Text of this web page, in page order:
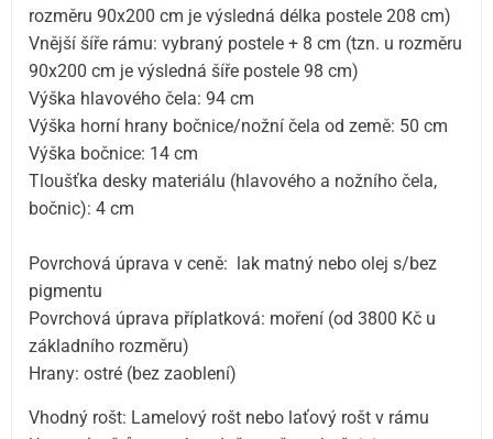
rozměru 90x200 cm je výsledná délka postele 208 cm)
Vnější šíře rámu: vybraný postele + 8 cm (tzn. u rozměru
90x200 cm je výsledná šíře postele 98 cm)
Výška hlavového čela: 94 cm
Výška horní hrany bočnice/nožní čela od země: 50 cm
Výška bočnice: 14 cm
Tloušťka desky materiálu (hlavového a nožního čela,
bočnic): 4 cm
Povrchová úprava v ceně: lak matný nebo olej s/bez
pigmentu
Povrchová úprava příplatková: moření (od 3800 Kč u
základního rozměru)
Hrany: ostré (bez zaoblení)
Vhodný rošt: Lamelový rošt nebo laťový rošt v rámu